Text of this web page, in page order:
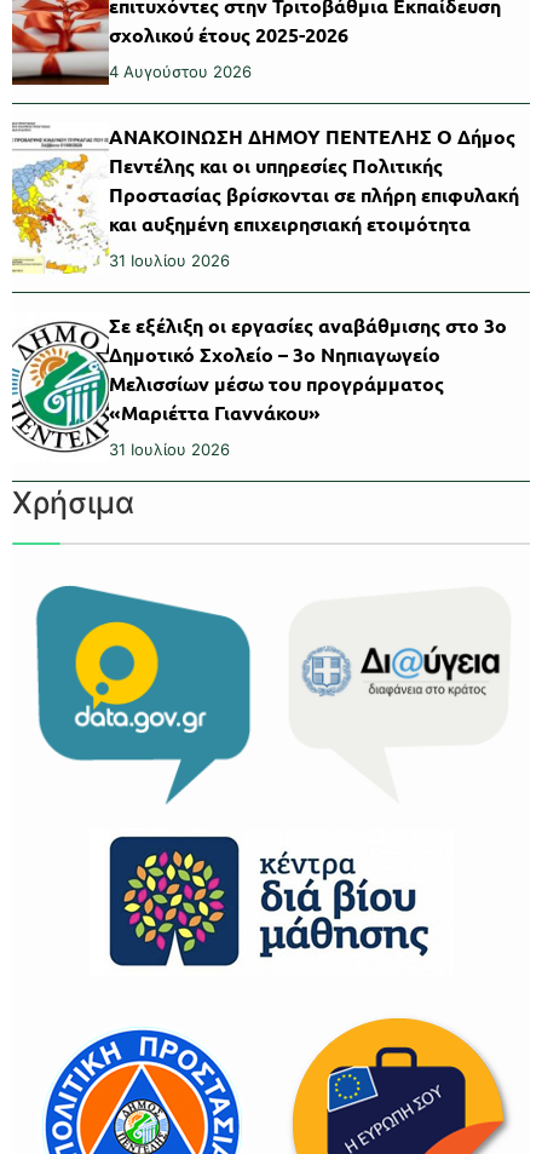
επιτυχόντες στην Τριτοβάθμια Εκπαίδευση
σχολικού έτους 2025-2026
4 Αυγούστου 2026
ΑΝΑΚΟΙΝΩΣΗ ΔΗΜΟΥ ΠΕΝΤΕΛΗΣ Ο Δήμος
Πεντέλης και οι υπηρεσίες Πολιτικής
Προστασίας βρίσκονται σε πλήρη επιφυλακή
και αυξημένη επιχειρησιακή ετοιμότητα
31 Ιουλίου 2026
Σε εξέλιξη οι εργασίες αναβάθμισης στο 3ο
Δημοτικό Σχολείο – 3ο Νηπιαγωγείο
Μελισσίων μέσω του προγράμματος
«Μαριέττα Γιαννάκου»
31 Ιουλίου 2026
Χρήσιμα